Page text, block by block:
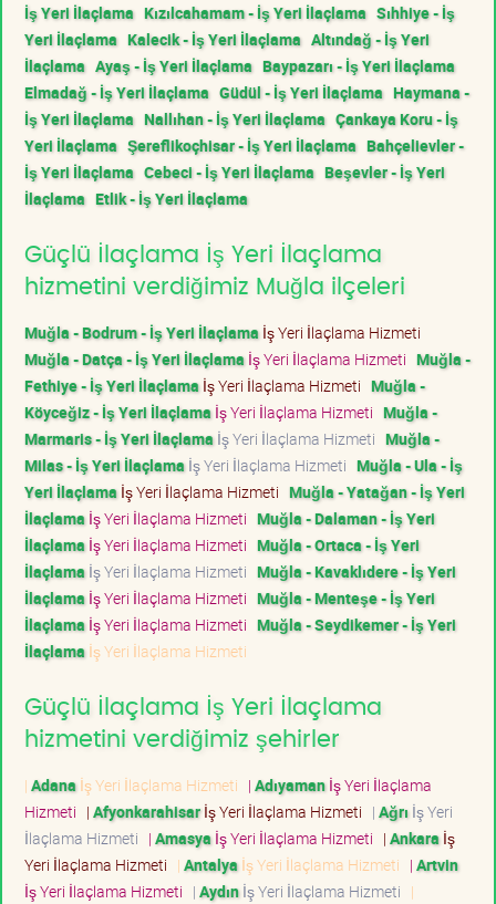
İş Yeri İlaçlama Kızılcahamam - İş Yeri İlaçlama Sıhhiye - İş
Yeri İlaçlama Kalecik - İş Yeri İlaçlama Altındağ - İş Yeri
İlaçlama Ayaş - İş Yeri İlaçlama Baypazarı - İş Yeri İlaçlama
Elmadağ - İş Yeri İlaçlama Güdül - İş Yeri İlaçlama Haymana -
İş Yeri İlaçlama Nallıhan - İş Yeri İlaçlama Çankaya Koru - İş
Yeri İlaçlama Şereflikoçhisar - İş Yeri İlaçlama Bahçelievler -
İş Yeri İlaçlama Cebeci - İş Yeri İlaçlama Beşevler - İş Yeri
İlaçlama Etlik - İş Yeri İlaçlama
Güçlü İlaçlama İş Yeri İlaçlama
hizmetini verdiğimiz Muğla ilçeleri
Muğla - Bodrum - İş Yeri İlaçlama İş Yeri İlaçlama Hizmeti
Muğla - Datça - İş Yeri İlaçlama İş Yeri İlaçlama Hizmeti Muğla -
Fethiye - İş Yeri İlaçlama İş Yeri İlaçlama Hizmeti Muğla -
Köyceğiz - İş Yeri İlaçlama İş Yeri İlaçlama Hizmeti Muğla -
Marmaris - İş Yeri İlaçlama İş Yeri İlaçlama Hizmeti Muğla -
Milas - İş Yeri İlaçlama İş Yeri İlaçlama Hizmeti Muğla - Ula - İş
Yeri İlaçlama İş Yeri İlaçlama Hizmeti Muğla - Yatağan - İş Yeri
İlaçlama İş Yeri İlaçlama Hizmeti Muğla - Dalaman - İş Yeri
İlaçlama İş Yeri İlaçlama Hizmeti Muğla - Ortaca - İş Yeri
İlaçlama İş Yeri İlaçlama Hizmeti Muğla - Kavaklıdere - İş Yeri
İlaçlama İş Yeri İlaçlama Hizmeti Muğla - Menteşe - İş Yeri
İlaçlama İş Yeri İlaçlama Hizmeti Muğla - Seydikemer - İş Yeri
İlaçlama İş Yeri İlaçlama Hizmeti
Güçlü İlaçlama İş Yeri İlaçlama
hizmetini verdiğimiz şehirler
| Adana İş Yeri İlaçlama Hizmeti | Adıyamanİş Yeri İlaçlama
Hizmeti | Afyonkarahisarİş Yeri İlaçlama Hizmeti | Ağrı İş Yeri
İlaçlama Hizmeti | Amasya İş Yeri İlaçlama Hizmeti | Ankara İş
Yeri İlaçlama Hizmeti | Antalya İş Yeri İlaçlama Hizmeti | Artvin
İş Yeri İlaçlama Hizmeti | Aydınİş Yeri İlaçlama Hizmeti |